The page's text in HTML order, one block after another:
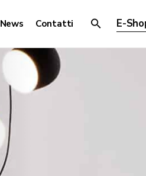
News Contatti E-